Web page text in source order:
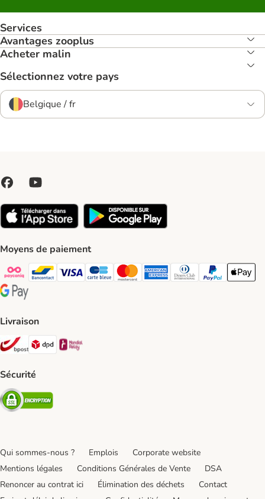
Services
Avantages zooplus
Acheter malin
Sélectionnez votre pays
Belgique / fr
Moyens de paiement
Payconiq Payment Method
bancontact Payment Method
Visa Payment Method
carte bleue Payment Method
Master card Payment Method
American express Payment
Diners club Payment
Paypal Payment
Apple
Google Pay Payment Method
Livraison
Bpost Shipping Method
DPD Shipping Method
Sécurité
Security
Qui sommes-nous ? Emplois
Corporate website
Mentions légales
Conditions Générales de Vente
DSA
Renoncer au contrat ici
Élimination des déchets
Contact